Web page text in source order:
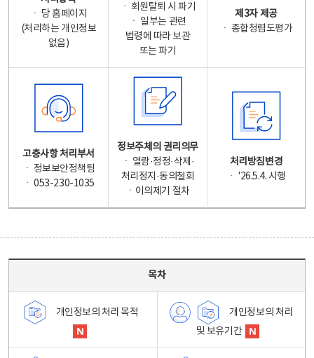
ㆍ 당 홈페이지
(처리하는 개인정보
없음)
ㆍ 회원탈퇴 시 파기
ㆍ 일부는 관련
법령에 따라 보관
또는 파기
제3자 제공
ㆍ 종합청렴도평가
고충사항 처리부서
ㆍ 정보보안정책팀
ㆍ 053-230-1035
정보주체의 권리의무
ㆍ 열람·정정·삭제·
처리정지·동의철회
ㆍ이의제기 절차
처리방침변경
ㆍ '26.5.4. 시행
목차
개인정보의 처리 목적
개인정보의 처리
및 보유기간